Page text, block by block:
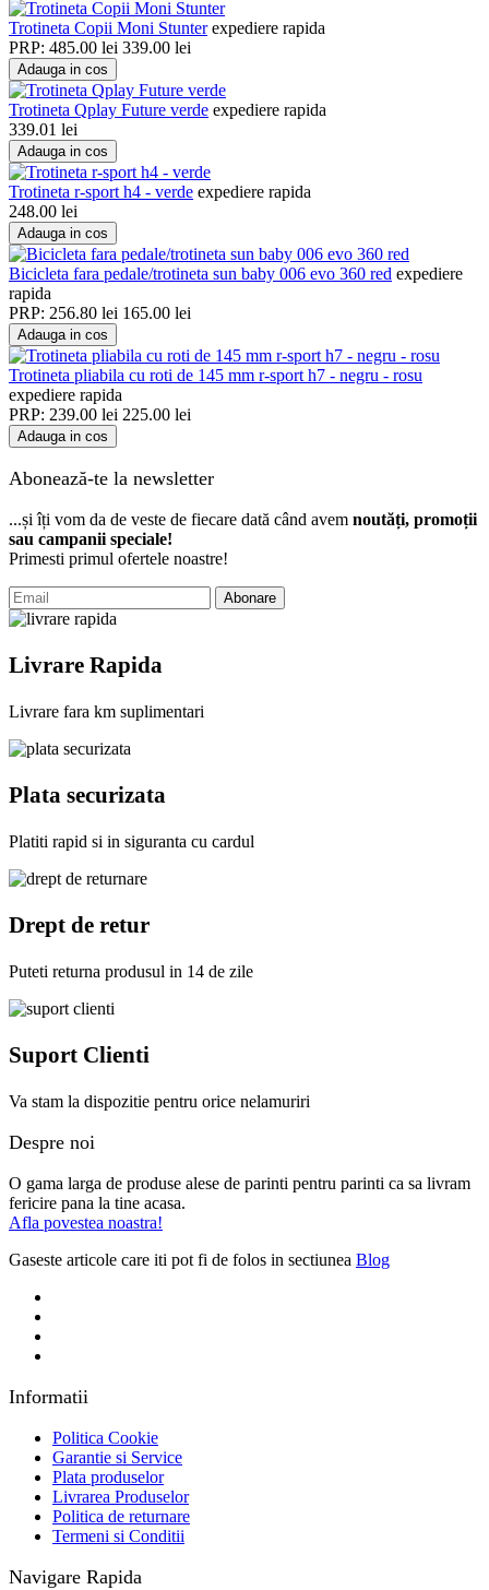
Trotineta Copii Moni Stunter expediere rapida
PRP: 485.00 lei 339.00 lei
Adauga in cos
Trotineta Qplay Future verde expediere rapida
339.01 lei
Adauga in cos
Trotineta r-sport h4 - verde expediere rapida
248.00 lei
Adauga in cos
Bicicleta fara pedale/trotineta sun baby 006 evo 360 red expediere
rapida
PRP: 256.80 lei 165.00 lei
Adauga in cos
Trotineta pliabila cu roti de 145 mm r-sport h7 - negru - rosu
expediere rapida
PRP: 239.00 lei 225.00 lei
Adauga in cos
Abonează-te la newsletter
...și îți vom da de veste de fiecare dată când avem noutăți, promoții
sau campanii speciale!
Primesti primul ofertele noastre!
Abonare
Livrare Rapida
Livrare fara km suplimentari
Plata securizata
Platiti rapid si in siguranta cu cardul
Drept de retur
Puteti returna produsul in 14 de zile
Suport Clienti
Va stam la dispozitie pentru orice nelamuriri
Despre noi
O gama larga de produse alese de parinti pentru parinti ca sa livram
fericire pana la tine acasa.
Afla povestea noastra!
Gaseste articole care iti pot fi de folos in sectiunea Blog
Informatii
Politica Cookie
Garantie si Service
Plata produselor
Livrarea Produselor
Politica de returnare
Termeni si Conditii
Navigare Rapida